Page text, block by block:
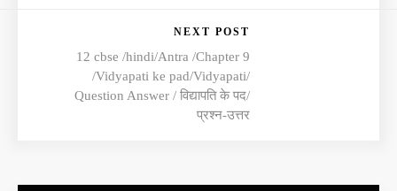
NEXT POST
12 cbse /hindi/Antra /Chapter 9
/Vidyapati ke pad/Vidyapati/
Question Answer / विद्यापति के पद/
प्रश्न-उत्तर